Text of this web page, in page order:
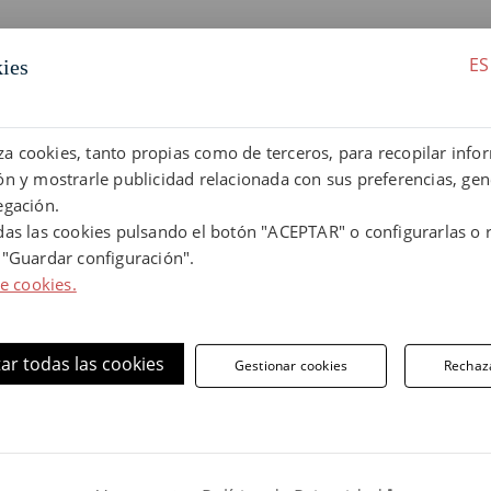
baldosas y piezas especiales de ES
cookies, tanto propias como de terceros, para recopilar
y mostrarle publicidad relacionada con sus preferencias,
las cookies pulsando el botón "ACEPTAR" o configurarlas o
configuración".
cookies.
todas las cookies Gestionar cookies